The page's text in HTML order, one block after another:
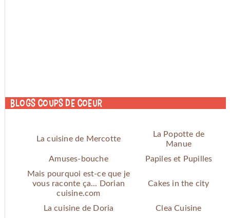
Blogs coups de coeur
La cuisine de Mercotte
La Popotte de
Manue
Amuses-bouche
Papiles et Pupilles
Mais pourquoi est-ce que je
vous raconte ça... Dorian
cuisine.com
Cakes in the city
La cuisine de Doria Clea Cuisine